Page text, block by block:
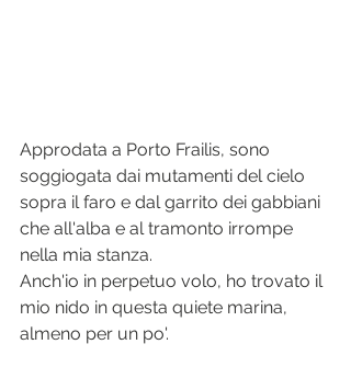
Approdata a Porto Frailis, sono
soggiogata dai mutamenti del cielo
sopra il faro e dal garrito dei gabbiani
che all'alba e al tramonto irrompe
nella mia stanza.
Anch'io in perpetuo volo, ho trovato il
mio nido in questa quiete marina,
almeno per un po'.